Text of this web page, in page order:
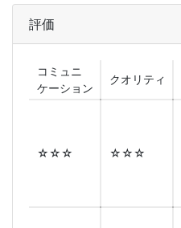
評価
コミュニ
ケーション
クオリティ
☆☆☆ ☆☆☆